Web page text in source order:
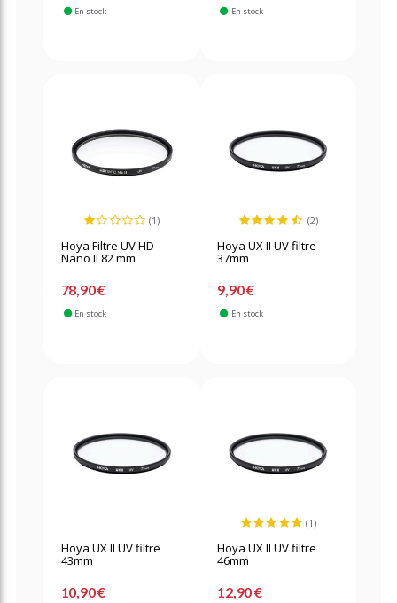
En stock En stock
(1)
Hoya Filtre UV HD
Nano II 82 mm
78,90 €
En stock
(2)
Hoya UX II UV filtre
37mm
9,90 €
En stock
Hoya UX II UV filtre
43mm
10,90 €
(1)
Hoya UX II UV filtre
46mm
12,90 €